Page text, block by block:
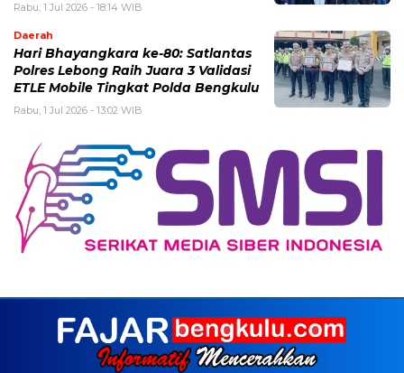
Rabu, 1 Jul 2026 - 18:14 WIB
Daerah
Hari Bhayangkara ke-80: Satlantas
Polres Lebong Raih Juara 3 Validasi
ETLE Mobile Tingkat Polda Bengkulu
Rabu, 1 Jul 2026 - 13:02 WIB